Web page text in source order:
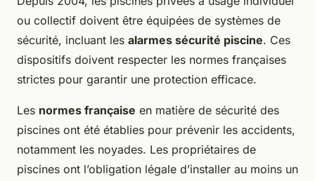
ou collectif doivent être équipées de systèmes de
sécurité, incluant les alarmes sécurité piscine. Ces
dispositifs doivent respecter les normes françaises
strictes pour garantir une protection efficace.
Les normes française en matière de sécurité des
piscines ont été établies pour prévenir les accidents,
notamment les noyades. Les propriétaires de
piscines ont l’obligation légale d’installer au moins un